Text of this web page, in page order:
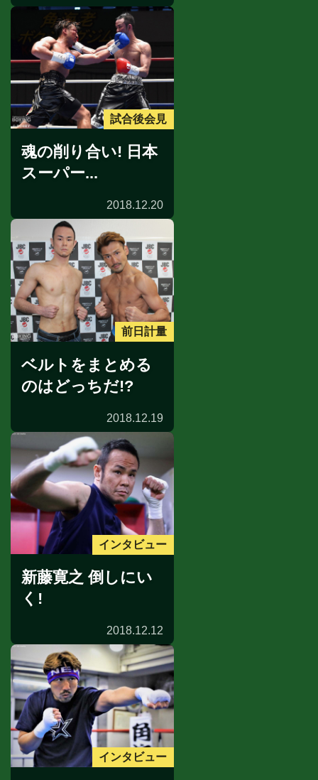
試合後会見
魂の削り合い! 日本
スーパー...
2018.12.20
前日計量
ベルトをまとめる
のはどっちだ!?
2018.12.19
インタビュー
新藤寛之 倒しにい
く!
2018.12.12
インタビュー